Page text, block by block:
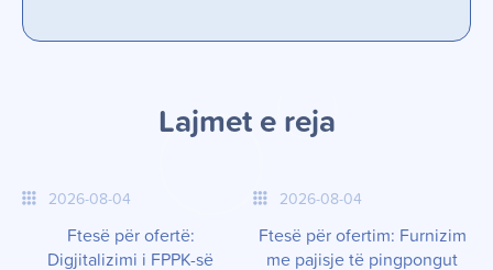
Lajmet e reja
2026-08-04
Ftesë për ofertë:
Digjitalizimi i FPPK-së
2026-08-04
Ftesë për ofertim: Furnizim
me pajisje të pingpongut